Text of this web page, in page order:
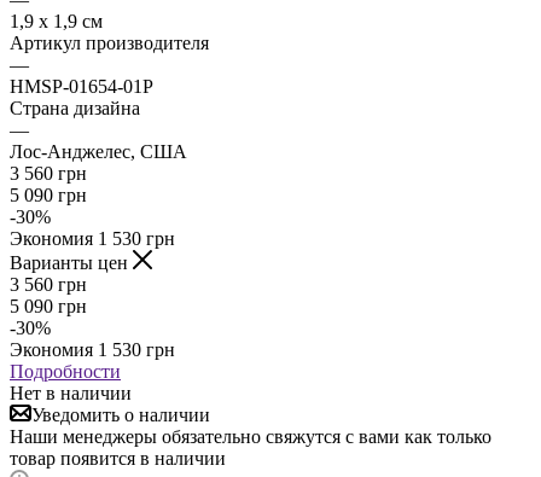
1,9 x 1,9 см
Артикул производителя
—
HMSP-01654-01P
Страна дизайна
—
Лос-Анджелес, США
3 560 грн
5 090 грн
-30%
Экономия 1 530 грн
Варианты цен
3 560 грн
5 090 грн
-30%
Экономия 1 530 грн
Подробности
Нет в наличии
Уведомить о наличии
Наши менеджеры обязательно свяжутся с вами как только
товар появится в наличии